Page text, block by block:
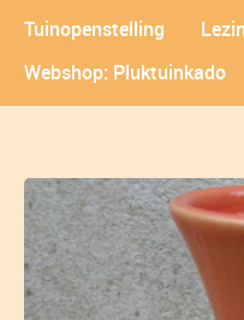
Tuinopenstelling
Webshop: Pluktuinkado